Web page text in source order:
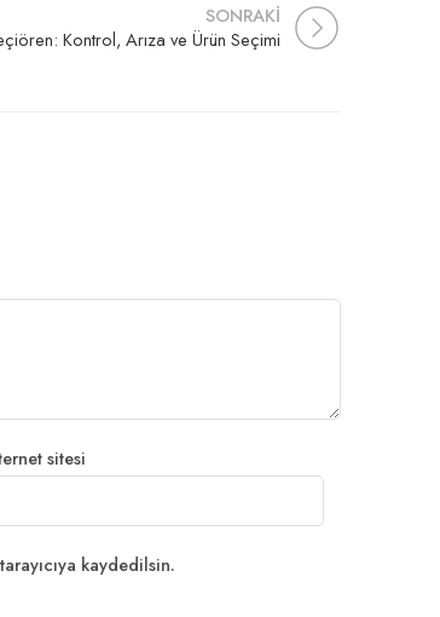
SONRAKİ
Kontrol, Arıza ve Ürün Seçimi
sitesi
kaydedilsin.